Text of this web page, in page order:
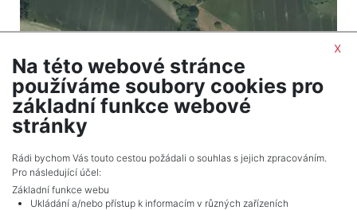
Land for sale / field / 7888 m2
Rakov - Bernartice
378,624 CZK (real estate) Price
Adverts total10.
x
Na této webové stránce
používáme soubory cookies pro
základní funkce webové
stránky
Rádi bychom Vás touto cestou požádali o souhlas s jejich zpracováním.
Pro následující účel:
Základní funkce webu
Ukládání a/nebo přístup k informacím v různých zařízeních